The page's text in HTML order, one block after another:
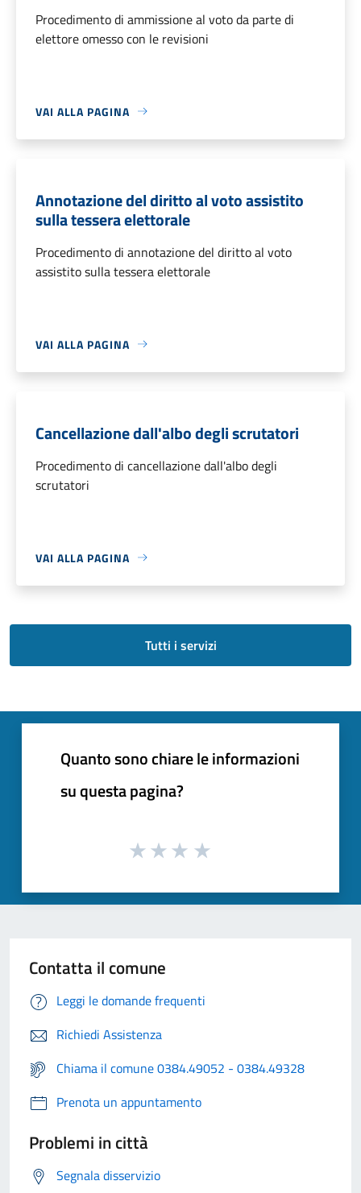
Procedimento di ammissione al voto da parte di
elettore omesso con le revisioni
VAI ALLA PAGINA
Annotazione del diritto al voto assistito
sulla tessera elettorale
Procedimento di annotazione del diritto al voto
assistito sulla tessera elettorale
VAI ALLA PAGINA
Cancellazione dall'albo degli scrutatori
Procedimento di cancellazione dall'albo degli
scrutatori
VAI ALLA PAGINA
Tutti i servizi
Quanto sono chiare le informazioni
su questa pagina?
Contatta il comune
Leggi le domande frequenti
Richiedi Assistenza
Chiama il comune 0384.49052 - 0384.49328
Prenota un appuntamento
Problemi in città
Segnala disservizio